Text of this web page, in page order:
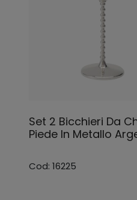
Set 2 Bicchieri Da
Piede In Metallo
Cod: 16225